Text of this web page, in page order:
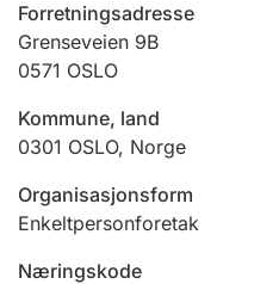
Jeger
Betaling og jegeravgiftskort
Ektepaktveileder
Offentlig sektor
Forretningsadresse
Grenseveien 9B
0571 OSLO
Kommune, land
0301 OSLO, Norge
Organisasjonsform
Enkeltpersonforetak
Næringskode